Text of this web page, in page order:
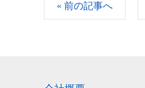
« 前の記事へ